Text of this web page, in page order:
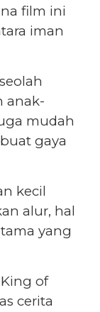
film ini
iman
anak-
mudah
gaya
kecil
alur, hal
yang
of
cerita